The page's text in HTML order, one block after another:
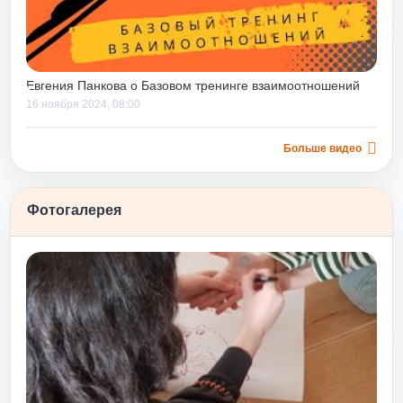
со
помогает
навыки,
ошибки, еще
будущем.
только строить
уровня, дает
их
еще и потому,
после
и принятию
и принятие
для
или после
Евгения Панкова о Базовом тренинге взаимоотношений
16 ноября 2024, 08:00
Больше видео
Фотогалерея